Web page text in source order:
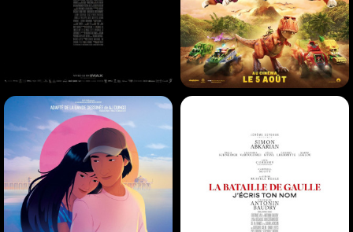
LA BATAILLE DE GAULLE -
PARTIE 1 : L'AGE DE FER
Histoire | 02h40
LA PAT' PATROUILLE : LE
Animation |